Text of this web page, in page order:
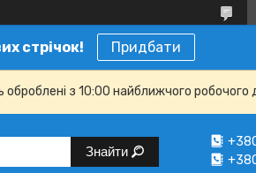
стрічок! Придбати
з 10:00 найближчого робочого
Знайти